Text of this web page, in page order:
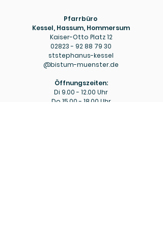
Pfarrbüro
Kessel, Hassum, Hommersum
Kaiser-Otto Platz 12
02823 - 92 88 79 30
ststephanus-kessel
@bistum-muenster.de
Öffnungszeiten:
Di 9.00 - 12.00 Uhr
Do 15.00 - 18.00 Uhr